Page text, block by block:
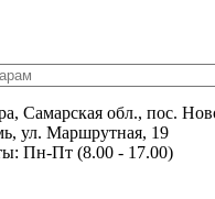
Самарская обл., пос.
ул. Маршрутная, 19
Пн-Пт (8.00 - 17.00)